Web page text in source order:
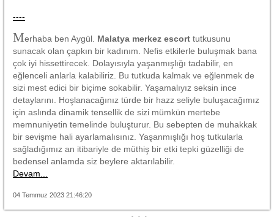
----
Merhaba ben Aygül. Malatya merkez escort tutkusunu
sunacak olan çapkın bir kadınım. Nefis etkilerle buluşmak bana
çok iyi hissettirecek. Dolayısıyla yaşanmışlığı tadabilir, en
eğlenceli anlarla kalabiliriz. Bu tutkuda kalmak ve eğlenmek de
sizi mest edici bir biçime sokabilir. Yaşamalıyız seksin ince
detaylarını. Hoşlanacağınız türde bir hazz seliyle buluşacağımız
için aslında dinamik tensellik de sizi mümkün mertebe
memnuniyetin temelinde buluşturur. Bu sebepten de muhakkak
bir sevişme hali ayarlamalısınız. Yaşanmışlığı hoş tutkularla
sağladığımız an itibariyle de müthiş bir etki tepki güzelliği de
bedensel anlamda siz beylere aktarılabilir.
Devam...
04 Temmuz 2023 21:46:20